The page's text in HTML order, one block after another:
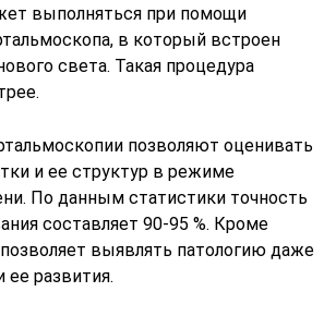
выполняться при помощи
в который встроен
света. Такая процедура
позволяют оценивать
и ее структур в режиме
По данным статистики точность
составляет 90-95 %. Кроме
выявлять патологию даже
ее развития.